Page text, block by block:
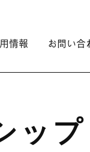
情報 お問い合
ップ